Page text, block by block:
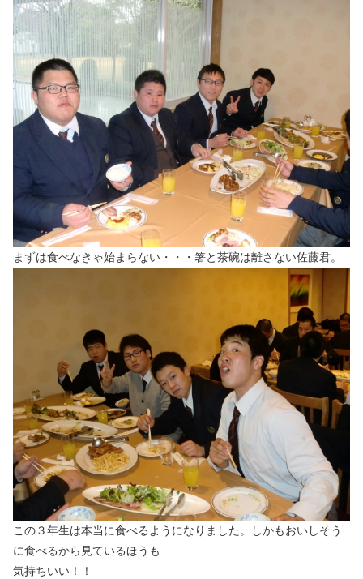
まずは食べなきゃ始まらない・・・箸と茶碗は離さない佐藤君。
この３年生は本当に食べるようになりました。しかもおいしそう
に食べるから見ているほうも
気持ちいい！！